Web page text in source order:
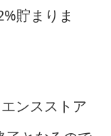
貯まりま
ンスストア